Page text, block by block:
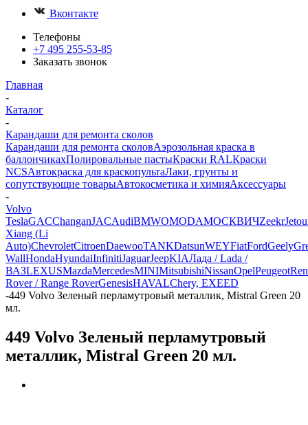
Вконтакте
Телефоны
+7 495 255-53-85
Заказать звонок
Главная
-
Каталог
-
Карандаши для ремонта сколов
Карандаши для ремонта сколовАэрозольная краска в
баллончикахПолировальные пастыКраски RALКраски
NCSАвтокраска для краскопультаЛаки, грунты и
сопутствующие товарыАвтокосметика и химияАксессуары
-
Volvo
TeslaGACChanganJACAudiBMWOMODAМОСКВИЧZeekr
Xiang (Li
Auto)ChevroletCitroenDaewooTANKDatsunWEYFiatFordGeely
WallHondaHyundaiInfinitiJaguarJeepKIAЛада / Lada /
ВАЗLEXUSMazdaMercedesMINIMitsubishiNissanOpelPeugeot
Rover / Range RoverGenesisHAVALChery, EXEED
-449 Volvo Зеленый перламутровый металлик, Mistral Green 20
мл.
449 Volvo Зеленый перламутровый
металлик, Mistral Green 20 мл.